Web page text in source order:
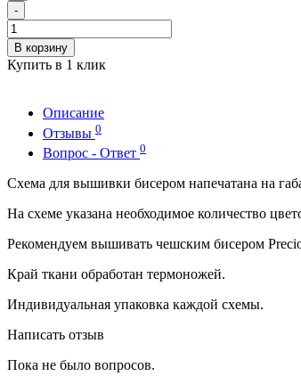
-
В корзину
Купить в 1 клик
Описание
Отзывы 0
Вопрос - Ответ 0
Схема для вышивки бисером напечатана на
На схеме указана необходимое количество
Рекомендуем вышивать чешским бисером
Край ткани обработан термоножей.
Индивидуальная упаковка каждой схемы.
Написать отзыв
Пока не было вопросов.